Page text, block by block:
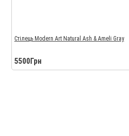
Стілець Modern Art Natural Ash & Ameli Gray
5500Грн